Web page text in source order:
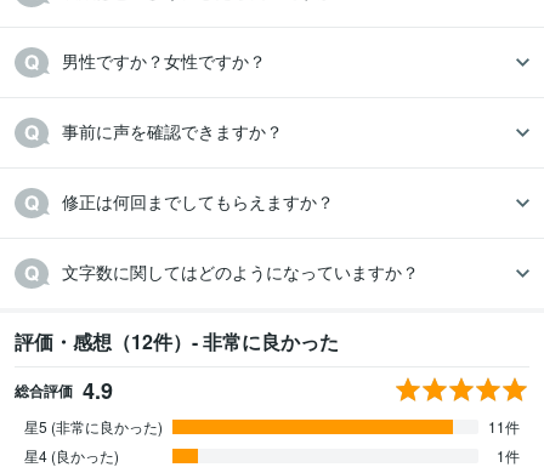
男性ですか？女性ですか？
事前に声を確認できますか？
修正は何回までしてもらえますか？
文字数に関してはどのようになっていますか？
評価・感想（12件）- 非常に良かった
総合評価 4.9
星5 (非常に良かった)
11件
星4 (良かった)
1件